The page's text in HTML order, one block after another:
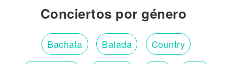
Conciertos por género
Bachata Balada Country